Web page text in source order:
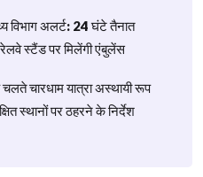
विभाग अलर्ट: 24 घंटे तैनात
स्टैंड पर मिलेंगी एंबुलेंस
चारधाम यात्रा अस्थायी रूप
स्थानों पर ठहरने के निर्देश